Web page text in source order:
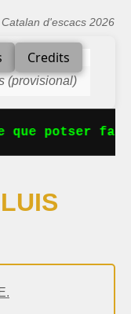
d'escacs 2026
Credits
(provisional)
que potser